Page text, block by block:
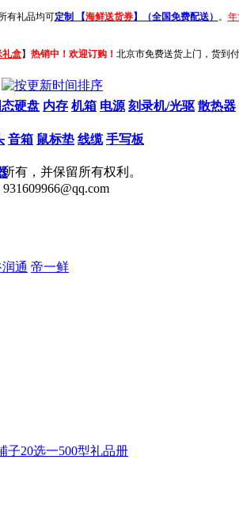
硬盘 内存 机箱 电源 刻录机/光驱 散热器
音箱 鼠标垫 线缆 手写板
通 帝一鲜
子20选一500型礼品册
有礼品均可定制 【海鲜送货券】（全国免费配送） 。 年
礼盒】 热销中！欢迎订购！ 北京市免费送货上门，货到
有，并保留所有权利。